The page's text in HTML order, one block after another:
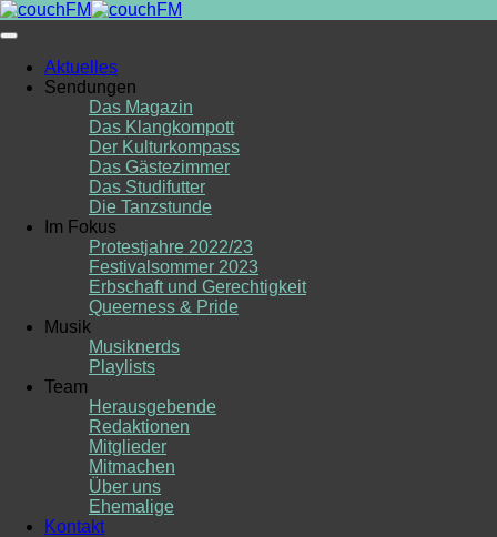
Skip
to
Aktuelles
Sendungen
Das Magazin
Das Klangkompott
Der Kulturkompass
Das Gästezimmer
Das Studifutter
Die Tanzstunde
Im Fokus
Protestjahre 2022/23
Festivalsommer 2023
Erbschaft und Gerechtigkeit
Queerness & Pride
Musik
Musiknerds
Playlists
Team
Herausgebende
Redaktionen
Mitglieder
Mitmachen
Über uns
Ehemalige
Kontakt